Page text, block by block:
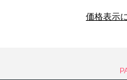
価格表示